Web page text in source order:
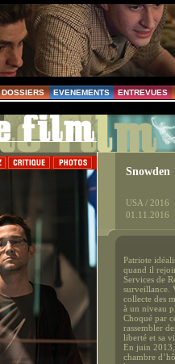
DOSSIERS EVENEMENTS ENTREVUES
Snowden
USA / 2016
01.11.2016
Patriote
quand il
Services de
surveillance.
collecte des
à un niveau
Choqué par
rassembler
liberté et sa
En juin 2013,
chambre